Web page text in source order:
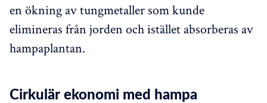
en ökning av tungmetaller som kunde
elimineras från jorden och istället absorberas av
hampaplantan.
Cirkulär ekonomi med hampa